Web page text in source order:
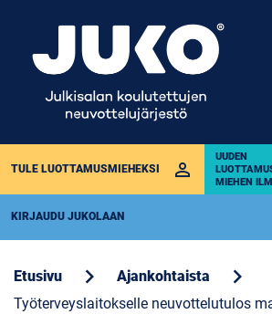
TULE LUOTTAMUSMIEHEKSI perm_identity
UUDEN
MIEHEN
KIRJAUDU JUKOLAAN
Etusivu chevron_right Ajankohtaista chevron_right
Työterveyslaitokselle neuvottelutulos